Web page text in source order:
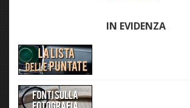
IN EVIDENZA